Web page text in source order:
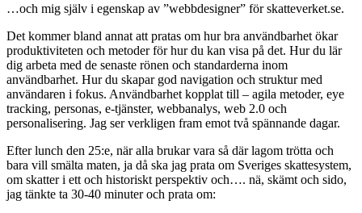
…och mig själv i egenskap av ”webbdesigner” för skatteverket.se.
Det kommer bland annat att pratas om hur bra användbarhet ökar
produktiviteten och metoder för hur du kan visa på det. Hur du lär
dig arbeta med de senaste rönen och standarderna inom
användbarhet. Hur du skapar god navigation och struktur med
användaren i fokus. Användbarhet kopplat till – agila metoder, eye
tracking, personas, e-tjänster, webbanalys, web 2.0 och
personalisering. Jag ser verkligen fram emot två spännande dagar.
Efter lunch den 25:e, när alla brukar vara så där lagom trötta och
bara vill smälta maten, ja då ska jag prata om Sveriges skattesystem,
om skatter i ett och historiskt perspektiv och…. nä, skämt och sido,
jag tänkte ta 30-40 minuter och prata om: